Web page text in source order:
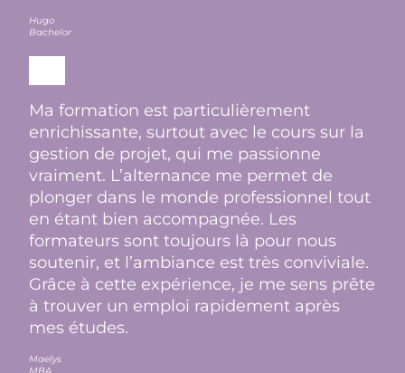
Hugo
Bachelor
Ma formation est particulièrement
enrichissante, surtout avec le cours sur la
gestion de projet, qui me passionne
vraiment. L’alternance me permet de
plonger dans le monde professionnel tout
en étant bien accompagnée. Les
formateurs sont toujours là pour nous
soutenir, et l’ambiance est très conviviale.
Grâce à cette expérience, je me sens prête
à trouver un emploi rapidement après
mes études.
Maelys
MBA